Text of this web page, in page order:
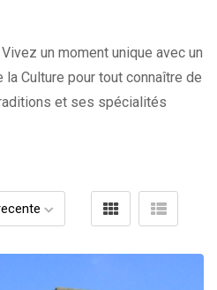
un moment unique avec un
Culture pour tout connaître de
et ses spécialités